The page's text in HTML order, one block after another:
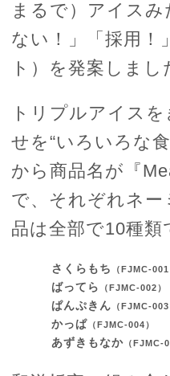
まるで）アイス
ない！」「採用！
ト）を発案しまし
トリプルアイス
せを“いろいろな
から商品名が『
で、それぞれネ
品は全部で10種
さくらもち （FJMC-
ばってら （FJMC-002）
ぱんぷきん （FJMC-
かっぱ （FJMC-004）
あずきもなか （FJMC-